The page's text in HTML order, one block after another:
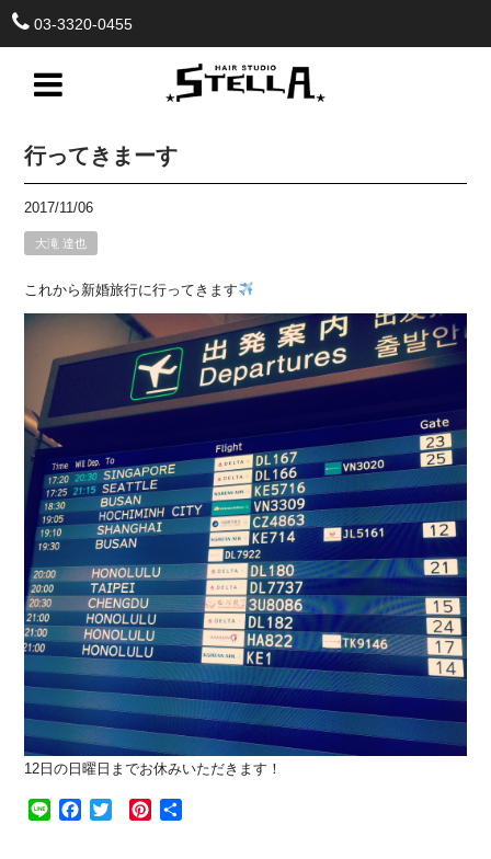
03-3320-0455
行ってきまーす
2017/11/06
大滝 達也
これから新婚旅行に行ってきます
12日の日曜日までお休みいただきます！
Line Facebook
Twitter Pinterest